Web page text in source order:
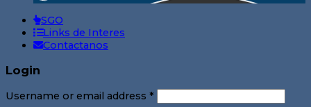
SGO
Links de Interes
Contactanos
Login
Username or email address *